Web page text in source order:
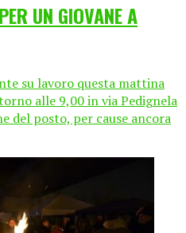
UN GIOVANE A
su lavoro questa mattina
alle 9,00 in via Pedignela
del posto, per cause ancora